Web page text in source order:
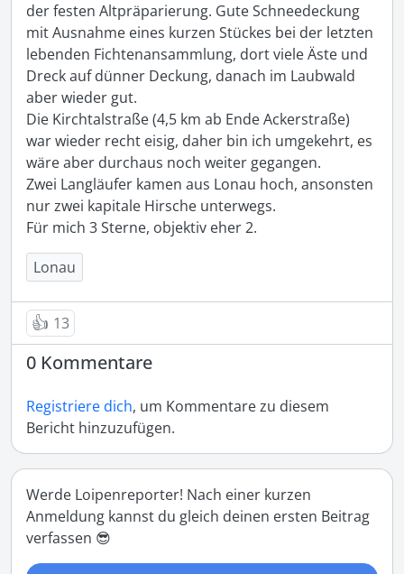
der festen Altpräparierung. Gute Schneedeckung
mit Ausnahme eines kurzen Stückes bei der letzten
lebenden Fichtenansammlung, dort viele Äste und
Dreck auf dünner Deckung, danach im Laubwald
aber wieder gut.
Die Kirchtalstraße (4,5 km ab Ende Ackerstraße)
war wieder recht eisig, daher bin ich umgekehrt, es
wäre aber durchaus noch weiter gegangen.
Zwei Langläufer kamen aus Lonau hoch, ansonsten
nur zwei kapitale Hirsche unterwegs.
Für mich 3 Sterne, objektiv eher 2.
Lonau
👍 13
0 Kommentare
Registriere dich, um Kommentare zu diesem
Bericht hinzuzufügen.
Werde Loipenreporter! Nach einer kurzen
Anmeldung kannst du gleich deinen ersten Beitrag
verfassen 😎